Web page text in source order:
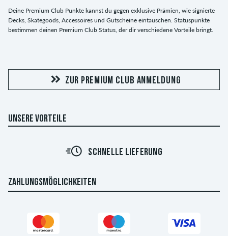
Deine Premium Club Punkte kannst du gegen exklusive Prämien, wie signierte
Decks, Skategoods, Accessoires und Gutscheine eintauschen. Statuspunkte
bestimmen deinen Premium Club Status, der dir verschiedene Vorteile bringt.
ZUR PREMIUM CLUB ANMELDUNG
UNSERE VORTEILE
SCHNELLE LIEFERUNG
ZAHLUNGSMÖGLICHKEITEN